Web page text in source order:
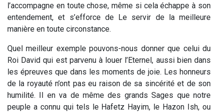
l’accompagne en toute chose, même si cela échappe à son
entendement, et s’efforce de Le servir de la meilleure
manière en toute circonstance.
Quel meilleur exemple pouvons-nous donner que celui du
Roi David qui est parvenu à louer l’Eternel, aussi bien dans
les épreuves que dans les moments de joie. Les honneurs
de la royauté n’ont pas eu raison de sa sincérité et de son
humilité. Il en va de même des grands Sages que notre
peuple a connu qui tels le Hafetz Hayim, le Hazon Ish, ou